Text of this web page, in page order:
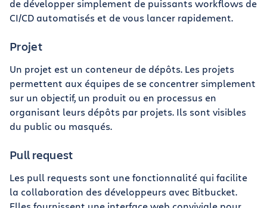
de développer simplement de puissants workflows de
CI/CD automatisés et de vous lancer rapidement.
Projet
Un projet est un conteneur de dépôts. Les projets
permettent aux équipes de se concentrer simplement
sur un objectif, un produit ou en processus en
organisant leurs dépôts par projets. Ils sont visibles
du public ou masqués.
Pull request
Les pull requests sont une fonctionnalité qui facilite
la collaboration des développeurs avec Bitbucket.